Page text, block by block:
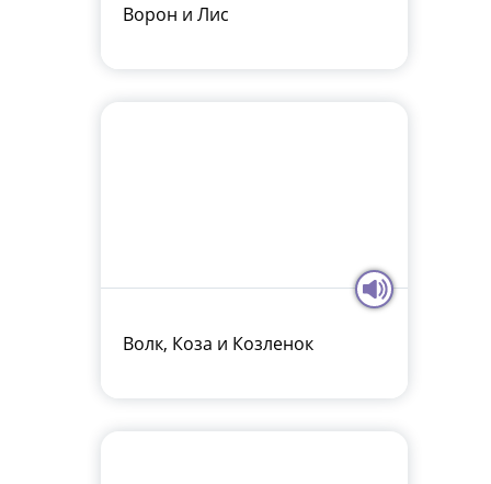
Ворон и Лис
Волк, Коза и Козленок